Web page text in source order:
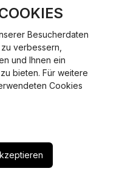
Besucherdaten
verbessern,
und Ihnen ein
bieten. Für weitere
Cookies
Datenschutzerklärung
GmbH. Alle Rechte